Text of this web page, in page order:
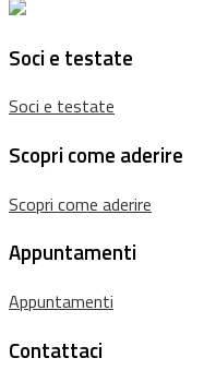
Soci e testate
Soci e testate
Scopri come aderire
Scopri come aderire
Appuntamenti
Appuntamenti
Contattaci